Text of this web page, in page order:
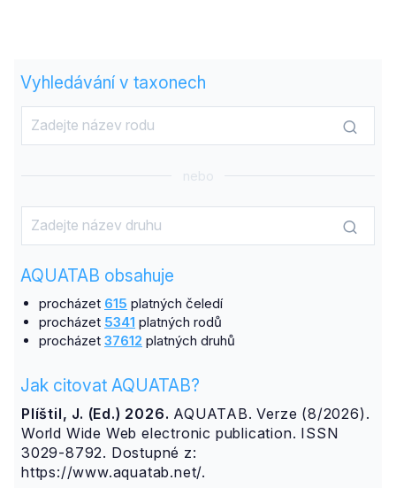
Vyhledávání v taxonech
nebo
AQUATAB obsahuje
procházet 615 platných čeledí
procházet 5341 platných rodů
procházet 37612 platných druhů
Jak citovat AQUATAB?
Plíštil, J. (Ed.) 2026. AQUATAB. Verze (8/2026).
World Wide Web electronic publication. ISSN
3029-8792. Dostupné z:
https://www.aquatab.net/.